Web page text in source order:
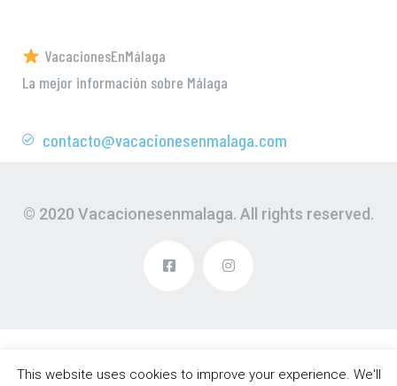
VacacionesEnMálaga
La mejor información sobre Málaga
contacto@vacacionesenmalaga.com
© 2020 Vacacionesenmalaga. All rights reserved.
This website uses cookies to improve your experience. We'll